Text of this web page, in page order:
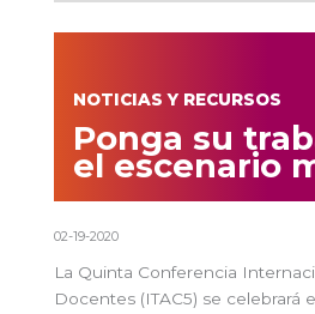
NOTICIAS Y RECURSOS
Ponga su
el escenario
02-19-2020
La Quinta Conferencia
Docentes (ITAC5) se celebrará